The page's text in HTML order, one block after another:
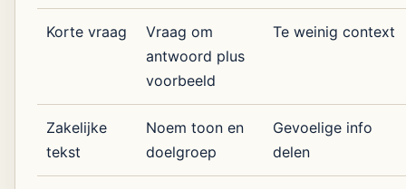
Korte vraag
Vraag om
antwoord plus
voorbeeld
Te weinig context
Zakelijke
tekst
Noem toon en
doelgroep
Gevoelige info
delen